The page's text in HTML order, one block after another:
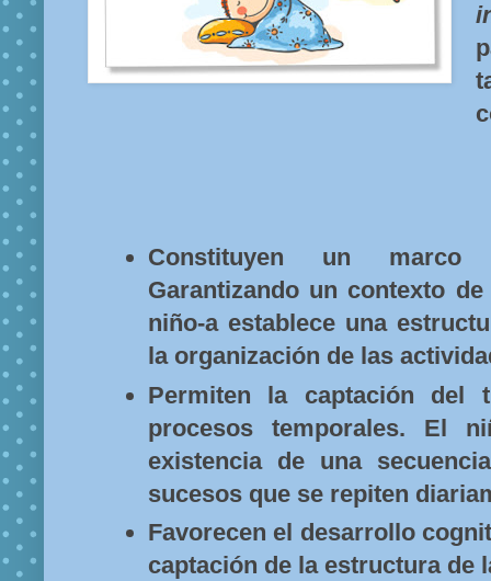
Constituyen un marco
Garantizando un contexto
niño-a establece una
la organización de las
Permiten la captación del
procesos temporales. El
existencia de una
sucesos que se repiten
Favorecen el desarrollo
captación de la estructura de